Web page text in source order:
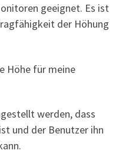
geeignet. Es ist
der Höhung
Höhe für meine
werden, dass
und der Benutzer ihn